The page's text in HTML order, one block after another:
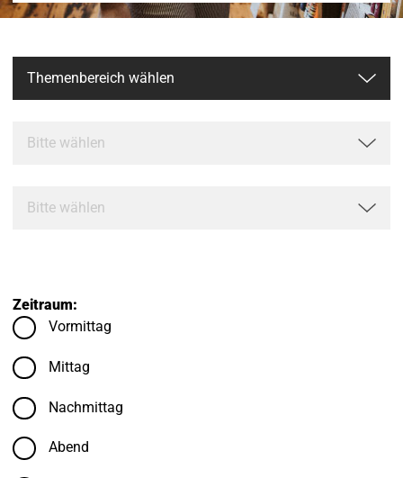
Zeitraum:
Vormittag
Mittag
Nachmittag
Abend